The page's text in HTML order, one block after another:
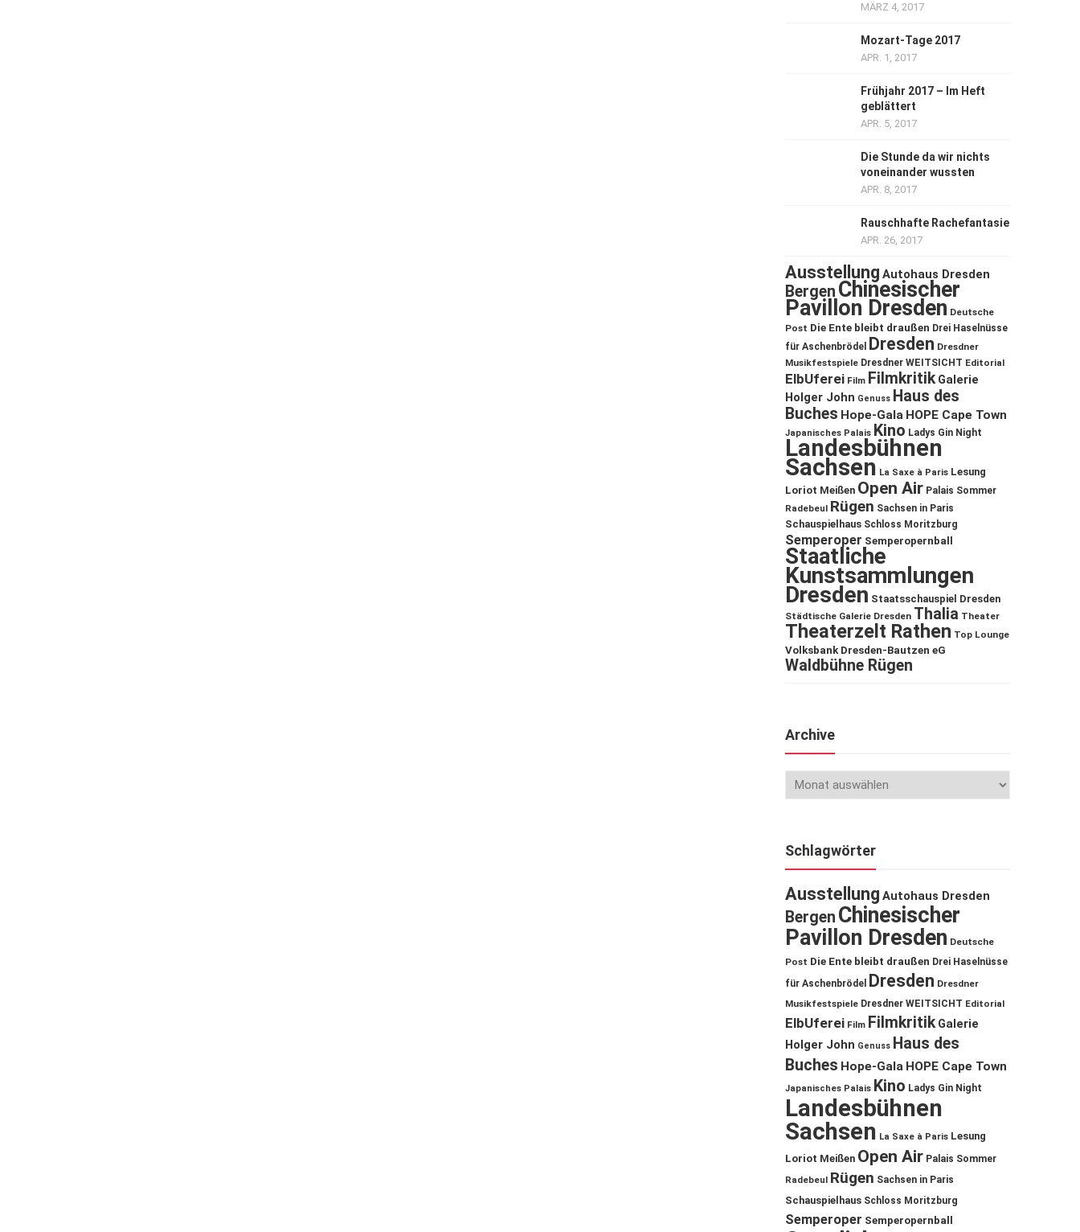
MÄRZ 4, 2017
Mozart-Tage 2017
APR. 1, 2017
Frühjahr 2017 – Im Heft
geblättert
APR. 5, 2017
Die Stunde da wir nichts
voneinander wussten
APR. 8, 2017
Rauschhafte Rachefantasie
APR. 26, 2017
Ausstellung Autohaus Dresden
Bergen Chinesischer
Pavillon Dresden Deutsche
Post Die Ente bleibt draußen Drei Haselnüsse
für Aschenbrödel
Dresden Dresdner
Musikfestspiele Dresdner WEITSICHT Editorial
ElbUferei Film Filmkritik Galerie
Holger John Genuss Haus des
Buches Hope-Gala HOPE Cape Town
Japanisches Palais Kino Ladys Gin Night
Landesbühnen
Sachsen La Saxe à Paris Lesung
Loriot Meißen Open Air Palais Sommer
Radebeul Rügen Sachsen in Paris
Schauspielhaus Schloss Moritzburg
Semperoper Semperopernball
Staatliche
Kunstsammlungen
Dresden Staatsschauspiel Dresden
Städtische Galerie Dresden Thalia Theater
Theaterzelt Rathen Top Lounge
Volksbank Dresden-Bautzen eG
Waldbühne Rügen
Archive
Schlagwörter
Ausstellung Autohaus Dresden
Bergen Chinesischer
Pavillon Dresden Deutsche
Post Die Ente bleibt draußen Drei Haselnüsse
für Aschenbrödel
Dresden Dresdner
Musikfestspiele Dresdner WEITSICHT Editorial
ElbUferei Film Filmkritik Galerie
Holger John Genuss Haus des
Buches Hope-Gala HOPE Cape Town
Japanisches Palais Kino Ladys Gin Night
Landesbühnen
Sachsen La Saxe à Paris Lesung
Loriot Meißen Open Air Palais Sommer
Radebeul Rügen Sachsen in Paris
Schauspielhaus Schloss Moritzburg
Semperoper Semperopernball